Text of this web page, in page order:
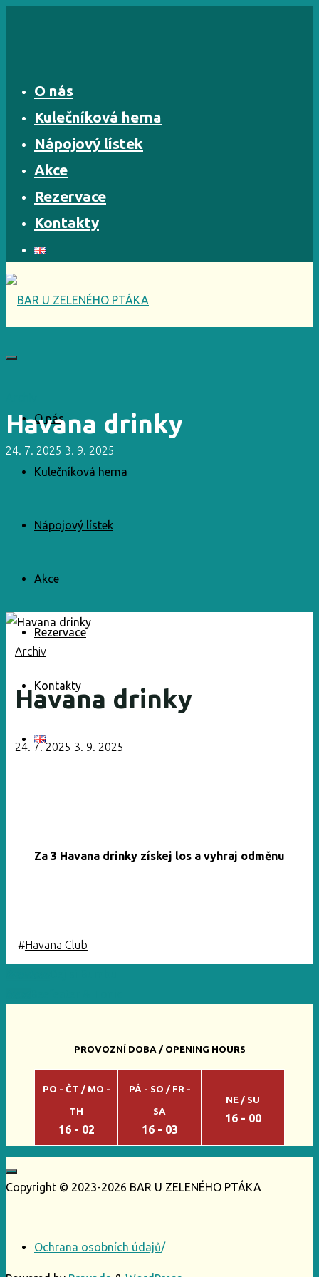
O nás
Kulečníková herna
Nápojový lístek
Akce
Rezervace
Kontakty
O nás
Kulečníková herna
Nápojový lístek
Akce
Rezervace
Kontakty
Havana drinky
24. 7. 2025 3. 9. 2025
Archiv
Havana drinky
24. 7. 2025 3. 9. 2025
Za 3 Havana drinky získej los a vyhraj odměnu
#Havana Club
PROVOZNÍ DOBA / OPENING HOURS
PO - ČT / MO -
TH
16 - 02
PÁ - SO / FR -
SA
16 - 03
NE / SU
16 - 00
Copyright © 2023-2026 BAR U ZELENÉHO PTÁKA
Ochrana osobních údajů/